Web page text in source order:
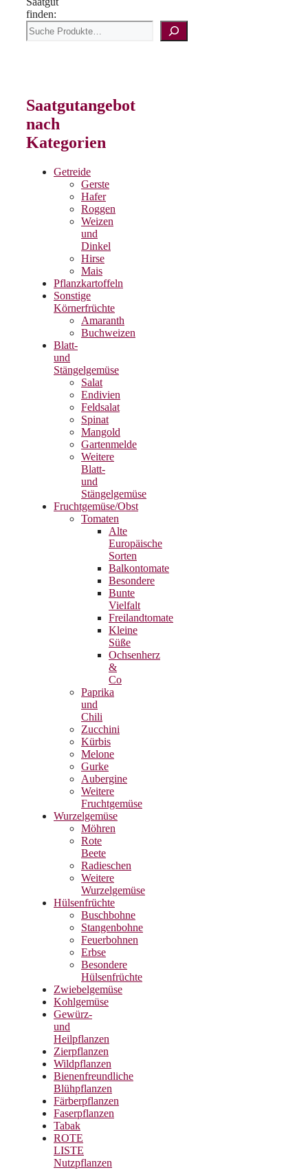
finden:
Saatgutangebot
nach
Kategorien
Getreide
Gerste
Hafer
Roggen
Weizen
und
Dinkel
Hirse
Mais
Pflanzkartoffeln
Sonstige
Körnerfrüchte
Amaranth
Buchweizen
Blatt-
und
Stängelgemüse
Salat
Endivien
Feldsalat
Spinat
Mangold
Gartenmelde
Weitere
Blatt-
und
Stängelgemüse
Fruchtgemüse/Obst
Tomaten
Alte
Europäische
Sorten
Balkontomate
Besondere
Bunte
Vielfalt
Freilandtomate
Kleine
Süße
Ochsenherz
&
Co
Paprika
und
Chili
Zucchini
Kürbis
Melone
Gurke
Aubergine
Weitere
Fruchtgemüse
Wurzelgemüse
Möhren
Rote
Beete
Radieschen
Weitere
Wurzelgemüse
Hülsenfrüchte
Buschbohne
Stangenbohne
Feuerbohnen
Erbse
Besondere
Hülsenfrüchte
Zwiebelgemüse
Kohlgemüse
Gewürz-
und
Heilpflanzen
Zierpflanzen
Wildpflanzen
Bienenfreundliche
Blühpflanzen
Färberpflanzen
Faserpflanzen
Tabak
ROTE
LISTE
Nutzpflanzen